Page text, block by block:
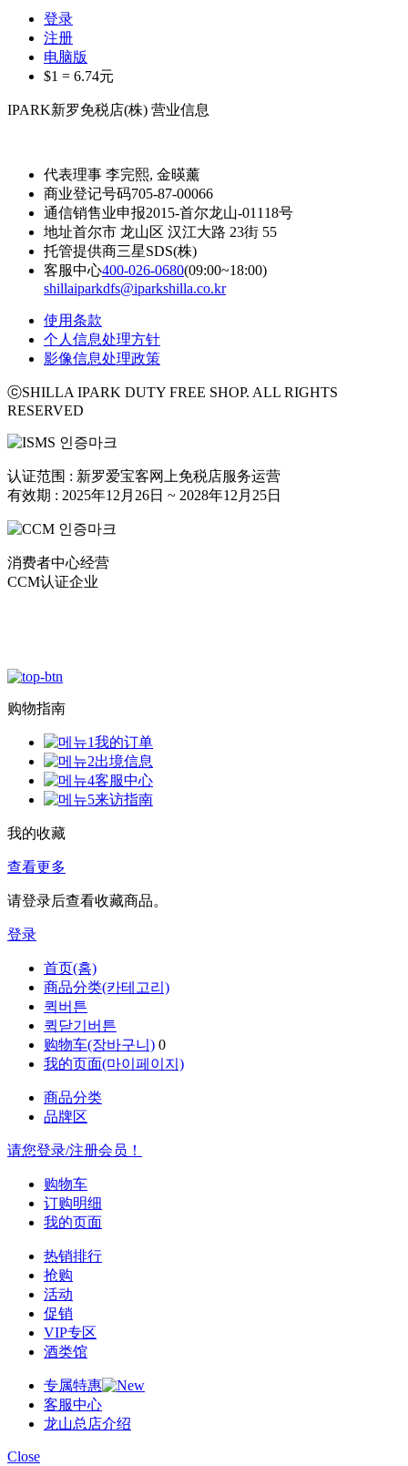
登录
注册
电脑版
$1 = 6.74元
IPARK新罗免税店(株) 营业信息
代表理事 李完熙, 金暎薰
商业登记号码705-87-00066
通信销售业申报2015-首尔龙山-01118号
地址首尔市 龙山区 汉江大路 23街 55
托管提供商三星SDS(株)
客服中心400-026-0680(09:00~18:00)
shillaiparkdfs@iparkshilla.co.kr
使用条款
个人信息处理方针
影像信息处理政策
ⓒSHILLA IPARK DUTY FREE SHOP. ALL RIGHTS
RESERVED
认证范围 : 新罗爱宝客网上免税店服务运营
有效期 : 2025年12月26日 ~ 2028年12月25日
消费者中心经营
CCM认证企业
购物指南
我的订单
出境信息
客服中心
来访指南
我的收藏
查看更多
请登录后查看收藏商品。
登录
首页(홈)
商品分类(카테고리)
퀵버튼
퀵닫기버튼
购物车(장바구니) 0
我的页面(마이페이지)
商品分类
品牌区
请您登录/注册会员！
购物车
订购明细
我的页面
热销排行
抢购
活动
促销
VIP专区
酒类馆
专属特惠
客服中心
龙山总店介绍
Close